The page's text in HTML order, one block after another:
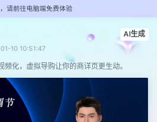
请前往电脑端免费体验
AI生成
10 10:51:47
化，虚拟导购让你的商详页更生动。